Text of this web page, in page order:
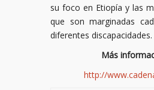
su foco en Etiopía y las
que son marginadas
diferentes discapacidades.
Más
http://